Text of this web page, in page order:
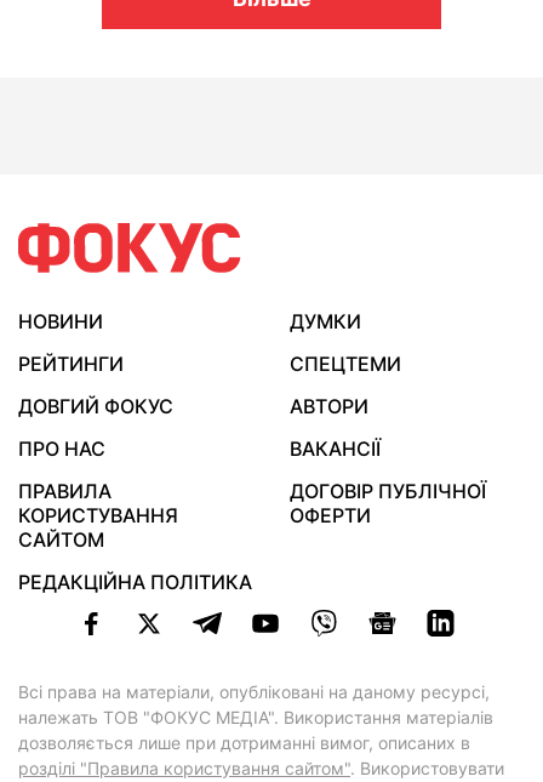
НОВИНИ
ДУМКИ
РЕЙТИНГИ
СПЕЦТЕМИ
ДОВГИЙ ФОКУС
АВТОРИ
ПРО НАС
ВАКАНСІЇ
ПРАВИЛА
КОРИСТУВАННЯ
САЙТОМ
ДОГОВІР ПУБЛІЧНОЇ
ОФЕРТИ
РЕДАКЦІЙНА ПОЛІТИКА
Всі права на матеріали, опубліковані на даному ресурсі,
належать ТОВ "ФОКУС МЕДІА". Використання матеріалів
дозволяється лише при дотриманні вимог, описаних в
розділі "Правила користування сайтом". Використовувати